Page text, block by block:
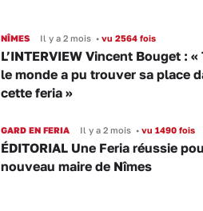
NÎMES Il y a 2 mois •vu 2564 fois
L’INTERVIEW Vincent Bouget : «
le monde a pu trouver sa place
cette feria »
GARD EN FERIA Il y a 2 mois •vu 1490 fois
ÉDITORIAL Une Feria réussie
nouveau maire de Nîmes